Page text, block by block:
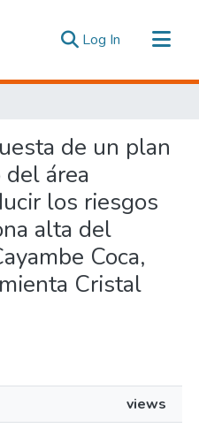
Log In (current)
de un plan
área
los riesgos
alta del
Coca,
Cristal
views